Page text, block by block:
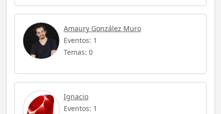
Amaury González Muro
Eventos: 1
Temas: 0
Ignacio
Eventos: 1